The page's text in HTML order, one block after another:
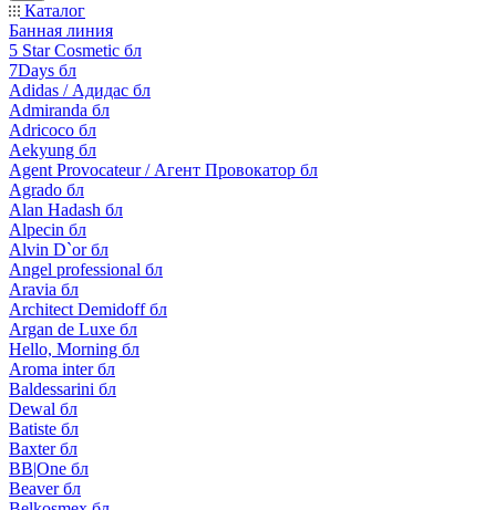
Каталог
Банная линия
5 Star Cosmetic бл
7Days бл
Adidas / Адидас бл
Admiranda бл
Adricoco бл
Aekyung бл
Agent Provocateur / Агент Провокатор бл
Agrado бл
Alan Hadash бл
Alpecin бл
Alvin D`or бл
Angel professional бл
Aravia бл
Architect Demidoff бл
Argan de Luxe бл
Hello, Morning бл
Aroma inter бл
Baldessarini бл
Dewal бл
Batiste бл
Baxter бл
BB|One бл
Beaver бл